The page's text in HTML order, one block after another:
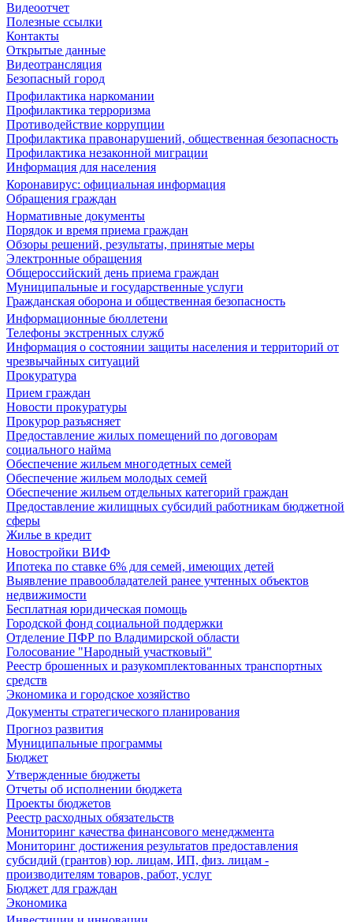
Видеоотчет
Полезные ссылки
Контакты
Открытые данные
Видеотрансляция
Безопасный город
Профилактика наркомании
Профилактика терроризма
Противодействие коррупции
Профилактика правонарушений, общественная безопасность
Профилактика незаконной миграции
Информация для населения
Коронавирус: официальная информация
Обращения граждан
Нормативные документы
Порядок и время приема граждан
Обзоры решений, результаты, принятые меры
Электронные обращения
Общероссийский день приема граждан
Муниципальные и государственные услуги
Гражданская оборона и общественная безопасность
Информационные бюллетени
Телефоны экстренных служб
Информация о состоянии защиты населения и территорий от
чрезвычайных ситуаций
Прокуратура
Прием граждан
Новости прокуратуры
Прокурор разъясняет
Предоставление жилых помещений по договорам
социального найма
Обеспечение жильем многодетных семей
Обеспечение жильем молодых семей
Обеспечение жильем отдельных категорий граждан
Предоставление жилищных субсидий работникам бюджетной
сферы
Жилье в кредит
Новостройки ВИФ
Ипотека по ставке 6% для семей, имеющих детей
Выявление правообладателей ранее учтенных объектов
недвижимости
Бесплатная юридическая помощь
Городской фонд социальной поддержки
Отделение ПФР по Владимирской области
Голосование "Народный участковый"
Реестр брошенных и разукомплектованных транспортных
средств
Экономика и городское хозяйство
Документы стратегического планирования
Прогноз развития
Муниципальные программы
Бюджет
Утвержденные бюджеты
Отчеты об исполнении бюджета
Проекты бюджетов
Реестр расходных обязательств
Мониторинг качества финансового менеджмента
Мониторинг достижения результатов предоставления
субсидий (грантов) юр. лицам, ИП, физ. лицам -
производителям товаров, работ, услуг
Бюджет для граждан
Экономика